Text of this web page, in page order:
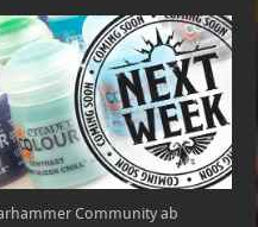
Community ab